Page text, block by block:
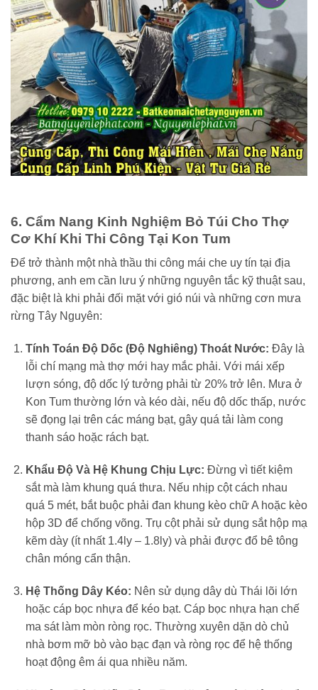
6. Cẩm Nang Kinh Nghiệm Bỏ Túi Cho Thợ
Cơ Khí Khi Thi Công Tại Kon Tum
Để trở thành một nhà thầu thi công mái che uy tín tại địa
phương, anh em cần lưu ý những nguyên tắc kỹ thuật sau,
đặc biệt là khi phải đối mặt với gió núi và những cơn mưa
rừng Tây Nguyên:
Tính Toán Độ Dốc (Độ Nghiêng) Thoát Nước: Đây là
lỗi chí mạng mà thợ mới hay mắc phải. Với mái xếp
lượn sóng, độ dốc lý tưởng phải từ 20% trở lên. Mưa ở
Kon Tum thường lớn và kéo dài, nếu độ dốc thấp, nước
sẽ đọng lại trên các máng bạt, gây quá tải làm cong
thanh sáo hoặc rách bạt.
Khẩu Độ Và Hệ Khung Chịu Lực: Đừng vì tiết kiệm
sắt mà làm khung quá thưa. Nếu nhịp cột cách nhau
quá 5 mét, bắt buộc phải đan khung kèo chữ A hoặc kèo
hộp 3D để chống võng. Trụ cột phải sử dụng sắt hộp mạ
kẽm dày (ít nhất 1.4ly – 1.8ly) và phải được đổ bê tông
chân móng cẩn thận.
Hệ Thống Dây Kéo: Nên sử dụng dây dù Thái lõi lớn
hoặc cáp bọc nhựa để kéo bạt. Cáp bọc nhựa hạn chế
ma sát làm mòn ròng rọc. Thường xuyên dặn dò chủ
nhà bơm mỡ bò vào bạc đạn và ròng rọc để hệ thống
hoạt động êm ái qua nhiều năm.